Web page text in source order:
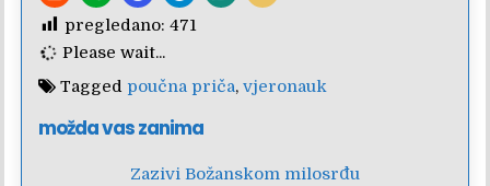
pregledano: 471
Please wait...
Taggedpoučna priča,vjeronauk
možda vas zanima
Zazivi Božanskom milosrđu